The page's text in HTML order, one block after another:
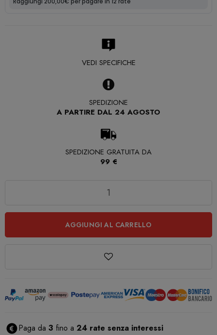
VEDI SPECIFICHE
SPEDIZIONE
A PARTIRE DAL 24 AGOSTO
SPEDIZIONE GRATUITA DA
99 €
AGGIUNGI AL CARRELLO
Paga da 3 fino a 24 rate senza interessi